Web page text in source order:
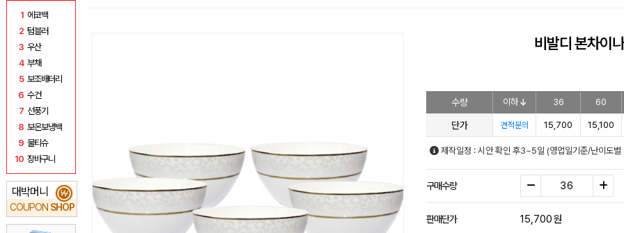
1 에코백
2 텀블러
3 우산
4 부채
5 보조배터리
6 수건
7 선풍기
8 보온보냉백
9 물티슈
10 장바구니
대박머니
COUPON SHOP
₩
비발디 본차이
수량 이하 36 60
단가 견적문의 15,700 15,100
제작일정 : 시안 확인 후3~5일 (영업일기준/난이도별
구매수량
판매단가 15,700원